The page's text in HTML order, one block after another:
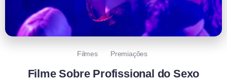
Filmes Premiações
Filme Sobre Profissional do Sexo